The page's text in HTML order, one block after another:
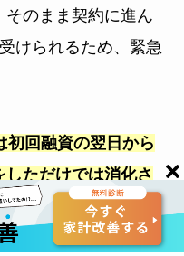
のまま契約に進ん
けられるため、緊急
初回融資の翌日から
ただけでは消化さ
めに、契約だけし